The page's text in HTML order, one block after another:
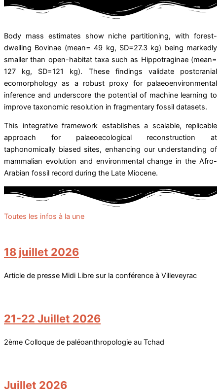
Body mass estimates show niche partitioning, with forest-
dwelling Bovinae (mean= 49 kg, SD=27.3 kg) being markedly
smaller than open-habitat taxa such as Hippotraginae (mean=
127 kg, SD=121 kg). These findings validate postcranial
ecomorphology as a robust proxy for palaeoenvironmental
inference and underscore the potential of machine learning to
improve taxonomic resolution in fragmentary fossil datasets.
This integrative framework establishes a scalable, replicable
approach for palaeoecological reconstruction at
taphonomically biased sites, enhancing our understanding of
mammalian evolution and environmental change in the Afro-
Arabian fossil record during the Late Miocene.
Toutes les infos à la une
18 juillet 2026
Article de presse Midi Libre sur la conférence à Villeveyrac
21-22 Juillet 2026
2ème Colloque de paléoanthropologie au Tchad
Juillet 2026